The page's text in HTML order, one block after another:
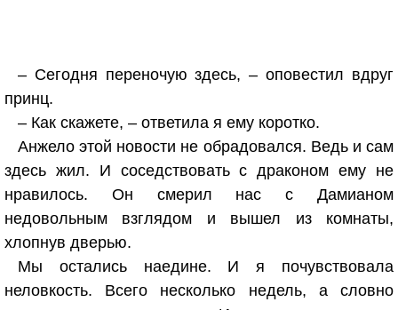
– Сегодня переночую здесь, – оповестил вдруг
принц.
– Как скажете, – ответила я ему коротко.
Анжело этой новости не обрадовался. Ведь и сам
здесь жил. И соседствовать с драконом ему не
нравилось. Он смерил нас с Дамианом
недовольным взглядом и вышел из комнаты,
хлопнув дверью.
Мы остались наедине. И я почувствовала
неловкость. Всего несколько недель, а словно